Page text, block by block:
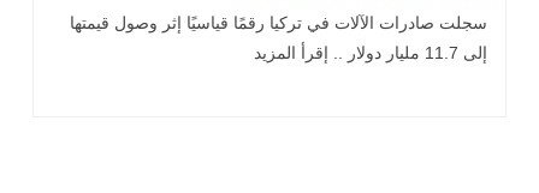
سجلت صادرات الآلات في تركيا رقمًا قياسيًا إثر وصول قيمتها
إلى 11.7 مليار دولار .. إقرأ المزيد